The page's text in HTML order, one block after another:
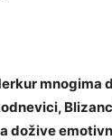
mnogima
dožive